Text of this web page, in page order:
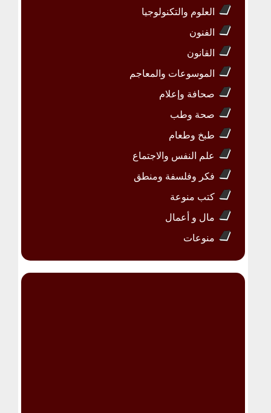
العلوم والتكنولوجيا
الفنون
القانون
الموسوعات والمعاجم
صحافة وإعلام
صحة وطب
طبخ وطعام
علم النفس والاجتماع
فكر وفلسفة ومنطق
كتب منوعة
مال و أعمال
منوعات